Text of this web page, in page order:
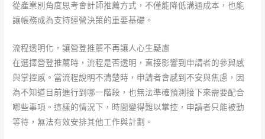
從產業別角度思考會計師推薦方式，不僅能降低溝通成本，也能
讓帳務成為支持經營決策的重要基礎。
流程透明化，讓營登推薦不再讓人心生疑慮
在選擇營登推薦時，流程是否透明，直接影響到申請者的參與感
與掌控感。當流程說明不清楚時，申請者會感到不安與焦慮，因
為不知道目前進行到哪一階段，也無法準確預測接下來需要配合
哪些事項。這樣的情況下，時間變得難以掌控，申請者只能被動
等待，無法有效安排其他工作與計劃。